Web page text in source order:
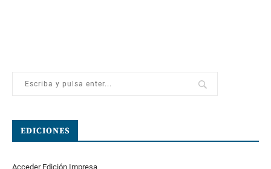
EDICIONES
Acceder Edición Impresa